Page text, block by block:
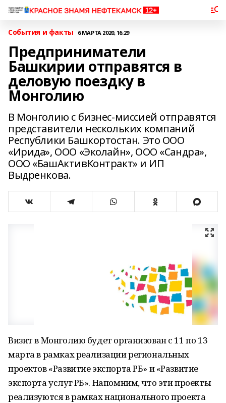
События и факты 6 МАРТА 2020, 16:29
Предприниматели
Башкирии отправятся в
деловую поездку в
Монголию
В Монголию с бизнес-миссией отправятся
представители нескольких компаний
Республики Башкортостан. Это ООО
«Ирида», ООО «Эколайн», ООО «Сандра»,
ООО «БашАктивКонтракт» и ИП
Выдренкова.
Визит в Монголию будет организован с 11 по 13
марта в рамках реализации региональных
проектов «Развитие экспорта РБ» и «Развитие
экспорта услуг РБ». Напомним, что эти проекты
реализуются в рамках национального проекта